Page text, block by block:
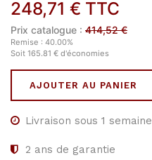
248,71 € TTC
Prix catalogue : 414,52€
Remise : 40.00%
Soit 165.81 € d'économies
AJOUTER AU PANIER
Livraison sous 1 semaine
2 ans de garantie